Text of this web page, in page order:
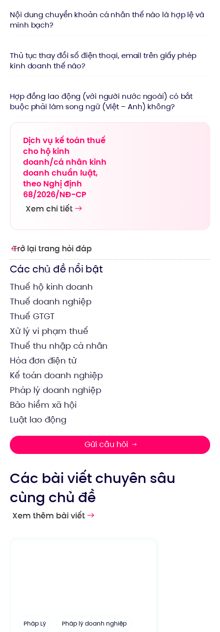
Trở lại trang hỏi đáp
Các chủ đề nổi bật
Thuế hộ kinh doanh
Thuế doanh nghiệp
Thuế GTGT
Xử lý vi phạm thuế
Thuế thu nhập cá nhân
Hóa đơn điện tử
Kế toán doanh nghiệp
Pháp lý doanh nghiệp
Bảo hiểm xã hội
Luật lao động
Gửi câu hỏi
Nội dung chuyển khoản cá nhân thế nào là hợp lệ và
minh bạch?
Thủ tục thay đổi số điện thoại, email trên giấy phép
kinh doanh thế nào?
Hợp đồng lao động (với người nước ngoài) có bắt
buộc phải làm song ngữ (Việt – Anh) không?
Dịch vụ kế toán thuế
cho hộ kinh
doanh/cá nhân kinh
doanh chuẩn luật,
theo Nghị định
68/2026/NĐ-CP
Xem chi tiết
Các bài viết chuyên sâu
cùng chủ đề
Xem thêm bài viết
Pháp Lý Pháp lý doanh nghiệp